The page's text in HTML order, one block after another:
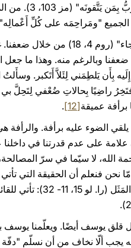
رأفة الآب:
"ومَراحِمَه على كُلِّ أَعْمالِه" (مز
إن تاريخ الخلاص يتمّ
وبالرغم منه. وهذا ما
يَلطِمَني لِئَلاَّ أَتَكبر. وسأَلتُ
برأفة عميقة[12]
.
يلقي الضوء عليه برأفة.
علامة على عدم قدرتنا في
ننال رحمة الله، لا سيّما في سرّ
نحن فنعلم أن الحقيقة التي
تَظَهر لنا دائمًا على
يوسف أيضًا. ويعلّمنا يوسف
يجب ألّا نخاف من أن نسلّم